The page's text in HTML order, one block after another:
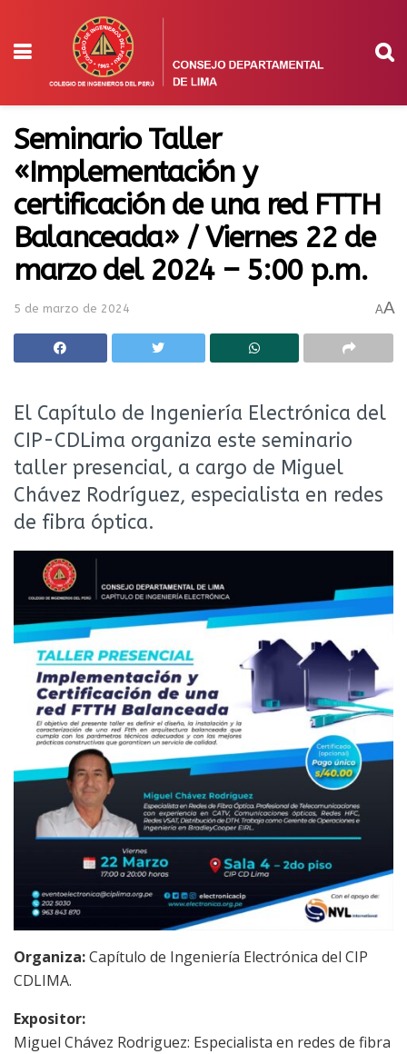
Seminario Taller
«Implementación y
certificación de una red FTTH
Balanceada» / Viernes 22 de
marzo del 2024 – 5:00 p.m.
5 de marzo de 2024 AA
El Capítulo de Ingeniería Electrónica del
CIP-CDLima organiza este seminario
taller presencial, a cargo de Miguel
Chávez Rodríguez, especialista en redes
de fibra óptica.
Organiza:Capítulo de Ingeniería Electrónica del CIP
CDLIMA.
Expositor:
Miguel Chávez Rodriguez: Especialista en redes de fibra